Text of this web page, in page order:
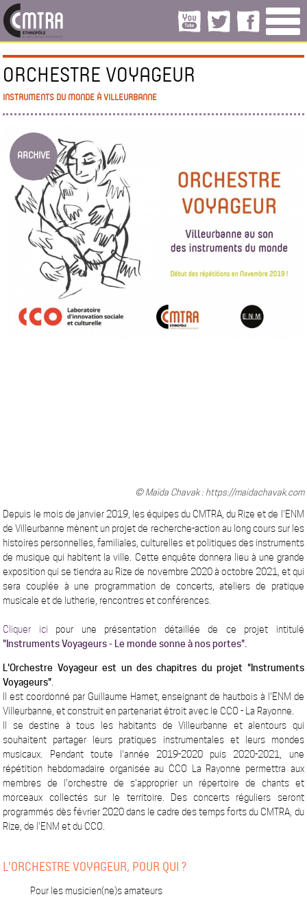
ORCHESTRE VOYAGEUR
INSTRUMENTS DU MONDE À VILLEURBANNE
ARCHIVE
© Maïda Chavak : https://maidachavak.com
Depuis le mois de janvier 2019, les équipes du CMTRA, du Rize et de l'ENM
de Villeurbanne mènent un projet de recherche-action au long cours sur les
histoires personnelles, familiales, culturelles et politiques des instruments
de musique qui habitent la ville. Cette enquête donnera lieu à une grande
exposition qui se tiendra au Rize de novembre 2020 à octobre 2021, et qui
sera couplée à une programmation de concerts, ateliers de pratique
musicale et de lutherie, rencontres et conférences.
Cliquer ici pour une présentation détaillée de ce projet intitulé
"Instruments Voyageurs - Le monde sonne à nos portes".
L'Orchestre Voyageur est un des chapitres du projet "Instruments
Voyageurs"
Il est coordonné par Guillaume Hamet, enseignant de hautbois à l'ENM de
Villeurbanne, et construit en partenariat étroit avec le CCO - La Rayonne.
Il se destine à tous les habitants de Villeurbanne et alentours qui
souhaitent partager leurs pratiques instrumentales et leurs mondes
musicaux. Pendant toute l'année 2019-2020 puis 2020-2021, une
répétition hebdomadaire organisée au CCO La Rayonne permettra aux
membres de l'orchestre de s'approprier un répertoire de chants et
morceaux collectés sur le territoire. Des concerts réguliers seront
programmés dès février 2020 dans le cadre des temps forts du CMTRA, du
Rize, de l'ENM et du CCO.
L'ORCHESTRE VOYAGEUR, POUR QUI ?
Pour les musicien(ne)s amateurs